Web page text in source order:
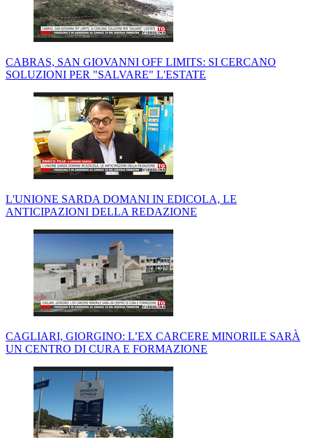
CABRAS, SAN GIOVANNI OFF LIMITS: SI CERCANO
SOLUZIONI PER "SALVARE" L'ESTATE
L'UNIONE SARDA DOMANI IN EDICOLA, LE
ANTICIPAZIONI DELLA REDAZIONE
CAGLIARI, GIORGINO: L’EX CARCERE MINORILE SARÀ
UN CENTRO DI CURA E FORMAZIONE